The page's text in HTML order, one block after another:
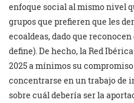
enfoque social al mismo nivel
grupos que prefieren que les
ecoaldeas, dado que reconocen
define). De hecho, la Red
2025 a mínimos su
concentrarse en un trabajo de
sobre cuál debería ser la